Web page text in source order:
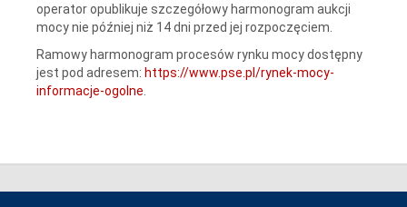
operator opublikuje szczegółowy harmonogram aukcji
mocy nie później niż 14 dni przed jej rozpoczęciem.
Ramowy harmonogram procesów rynku mocy dostępny
jest pod adresem: https://www.pse.pl/rynek-mocy-
informacje-ogolne